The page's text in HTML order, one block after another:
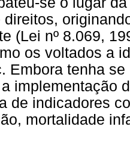
direitos,
(Lei nº 8.069,
os voltados a
Embora tenha
implementação
de indicadores
mortalidade